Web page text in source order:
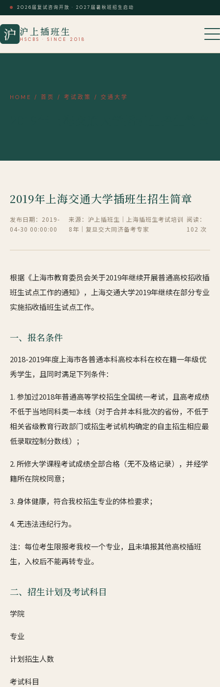
2026届复试咨询开放 · 2027届暑秋班招生启动
沪 沪上插班生
HSCBS · SINCE 2018
HOME / 首页 / 考试政策 / 交通大学
2019年上海交通大学插班生招生简章
发布日期：2019-
04-30 00:00:00
来源：沪上插班生｜上海插班生考试培训
8年｜复旦交大同济备考专家
阅读：
102 次
根据《上海市教育委员会关于2019年继续开展普通高校招收插
班生试点工作的通知》，上海交通大学2019年继续在部分专业
实施招收插班生试点工作。
一、报名条件
2018-2019年度上海市各普通本科高校本科在校在籍一年级优
秀学生，且同时满足下列条件：
1. 参加过2018年普通高等学校招生全国统一考试，且高考成绩
不低于当地同科类一本线（对于合并本科批次的省份，不低于
相关省级教育行政部门或招生考试机构确定的自主招生相应最
低录取控制分数线）；
2. 所修大学课程考试成绩全部合格（无不及格记录），并经学
籍所在院校同意；
3. 身体健康，符合我校招生专业的体检要求；
4. 无违法违纪行为。
注：每位考生限报考我校一个专业，且未填报其他高校插班
生，入校后不能再转专业。
二、招生计划及考试科目
学院
专业
计划招生人数
考试科目